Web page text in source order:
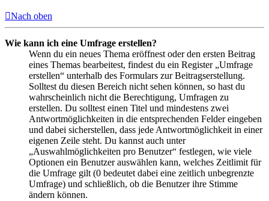
Nach oben
Wie kann ich eine Umfrage erstellen?
Wenn du ein neues Thema eröffnest oder den ersten Beitrag
eines Themas bearbeitest, findest du ein Register „Umfrage
erstellen“ unterhalb des Formulars zur Beitragserstellung.
Solltest du diesen Bereich nicht sehen können, so hast du
wahrscheinlich nicht die Berechtigung, Umfragen zu
erstellen. Du solltest einen Titel und mindestens zwei
Antwortmöglichkeiten in die entsprechenden Felder eingeben
und dabei sicherstellen, dass jede Antwortmöglichkeit in einer
eigenen Zeile steht. Du kannst auch unter
„Auswahlmöglichkeiten pro Benutzer“ festlegen, wie viele
Optionen ein Benutzer auswählen kann, welches Zeitlimit für
die Umfrage gilt (0 bedeutet dabei eine zeitlich unbegrenzte
Umfrage) und schließlich, ob die Benutzer ihre Stimme
ändern können.